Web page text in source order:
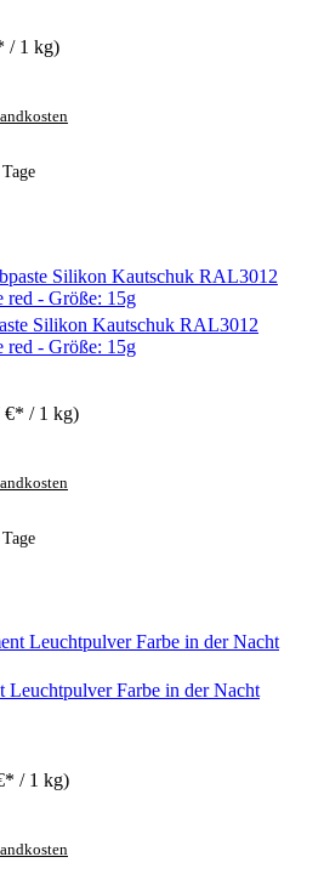
/ 1 kg)
Silikon Kautschuk RAL3012
red - Größe: 15g
€* / 1 kg)
Leuchtpulver Farbe in der Nacht
/ 1 kg)